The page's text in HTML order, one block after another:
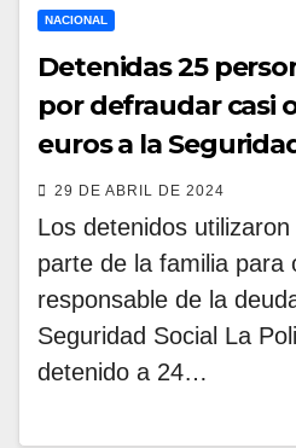
NACIONAL
Detenidas 25
por defraudar casi
euros a la
29 DE ABRIL DE 2024
Los detenidos
parte de la familia para
responsable de la
Seguridad Social La
detenido a 24…